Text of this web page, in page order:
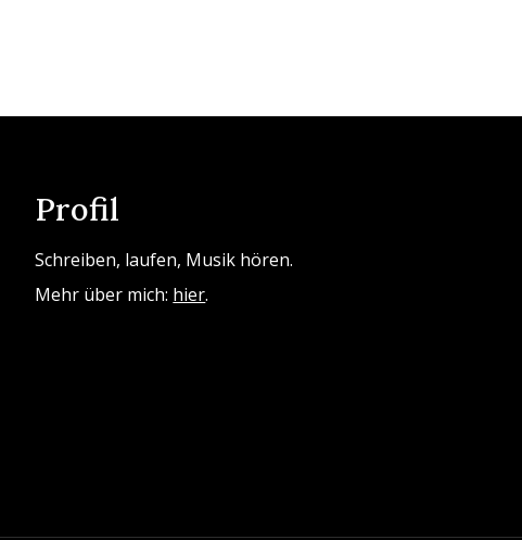
Profil
Schreiben, laufen, Musik hören.
Mehr über mich: hier.